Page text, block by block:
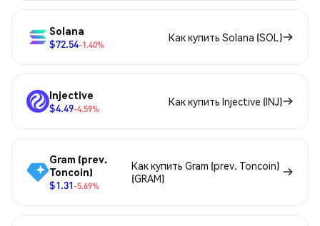
Solana
$72.54-1.40%
Как купить Solana (SOL)
Injective
$4.49-4.59%
Как купить Injective (INJ)
Gram (prev.
Toncoin)
$1.31-5.69%
Как купить Gram (prev. Toncoin)
(GRAM)